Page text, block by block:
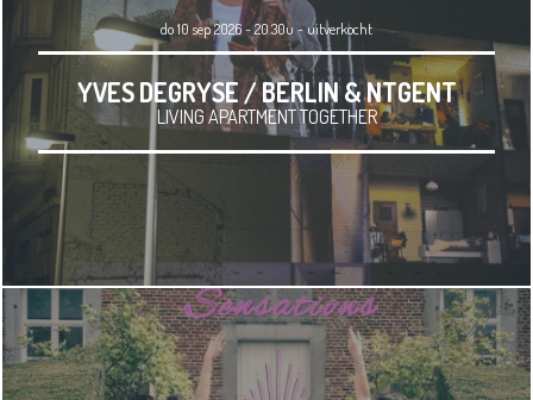
do 10 sep 2026 - 20.30u -uitverkocht
YVES DEGRYSE / BERLIN & NTGENT
LIVING APARTMENT TOGETHER